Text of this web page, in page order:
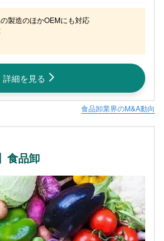
製造のほかOEMにも対応
詳細を見る
食品卸業界のM&A動向
食品卸